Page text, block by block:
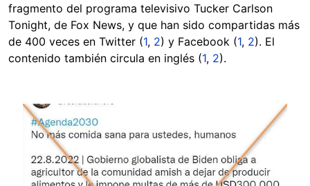
fragmento del programa televisivo Tucker Carlson
Tonight, de Fox News, y que han sido compartidas más
de 400 veces en Twitter (1, 2) y Facebook (1, 2). El
contenido también circula en inglés (1, 2).
Image